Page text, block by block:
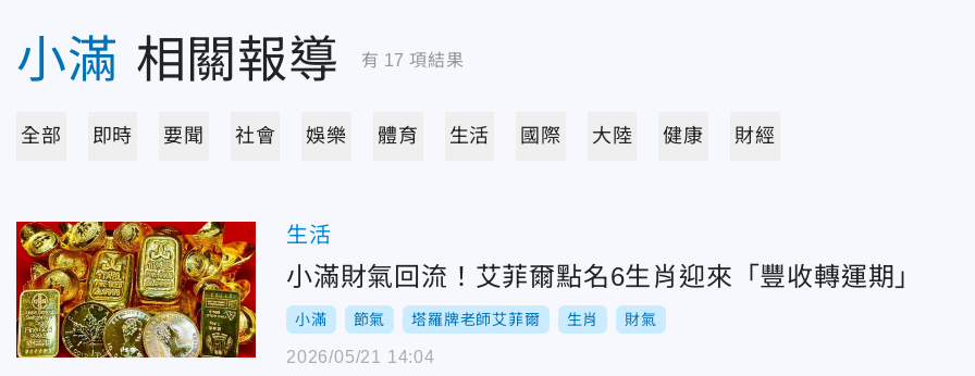
小滿 相關報導 有 17 項結果
全部 即時 要聞 社會 娛樂 體育 生活 國際 大陸 健康 財經
生活
小滿財氣回流！艾菲爾點名6生肖迎來「豐收轉運期」
小滿 節氣 塔羅牌老師艾菲爾 生肖 財氣
2026/05/21 14:04